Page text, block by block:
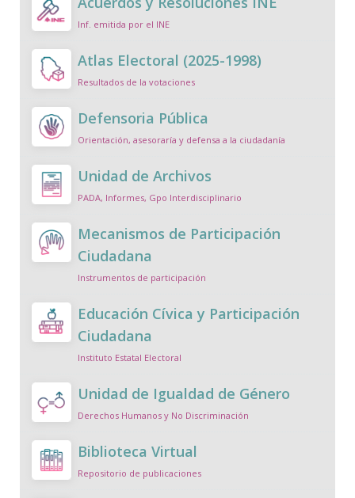
Inf. emitida por el INE
Atlas Electoral (2025-1998)
Resultados de la votaciones
Defensoria Pública
Orientación, asesoraría y defensa a la ciudadanía
Unidad de Archivos
PADA, Informes, Gpo Interdisciplinario
Mecanismos de Participación
Ciudadana
Instrumentos de participación
Educación Cívica y Participación
Ciudadana
Instituto Estatal Electoral
Unidad de Igualdad de Género
Derechos Humanos y No Discriminación
Biblioteca Virtual
Repositorio de publicaciones